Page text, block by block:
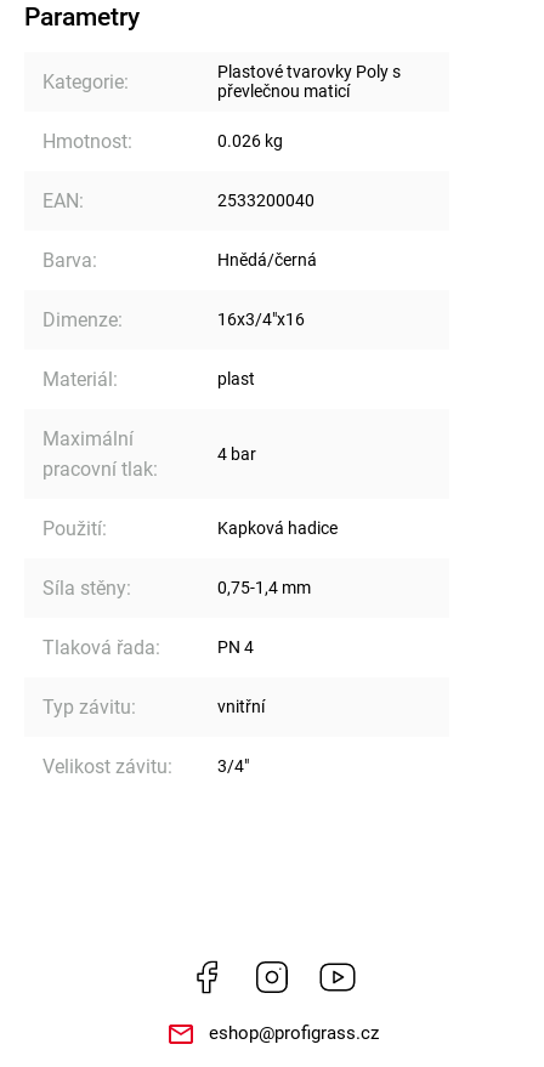
Parametry
Kategorie:
Plastové tvarovky Poly s
převlečnou maticí
Hmotnost: 0.026 kg
EAN: 2533200040
Barva: Hnědá/černá
Dimenze: 16x3/4"x16
Materiál: plast
Maximální
pracovní tlak:
4 bar
Použití: Kapková hadice
Síla stěny: 0,75-1,4 mm
Tlaková řada: PN 4
Typ závitu: vnitřní
Velikost závitu: 3/4"
Facebook Instagram
eshop@profigrass.cz